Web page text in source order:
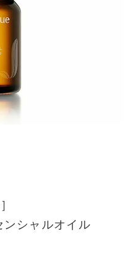
ンシャルオイル